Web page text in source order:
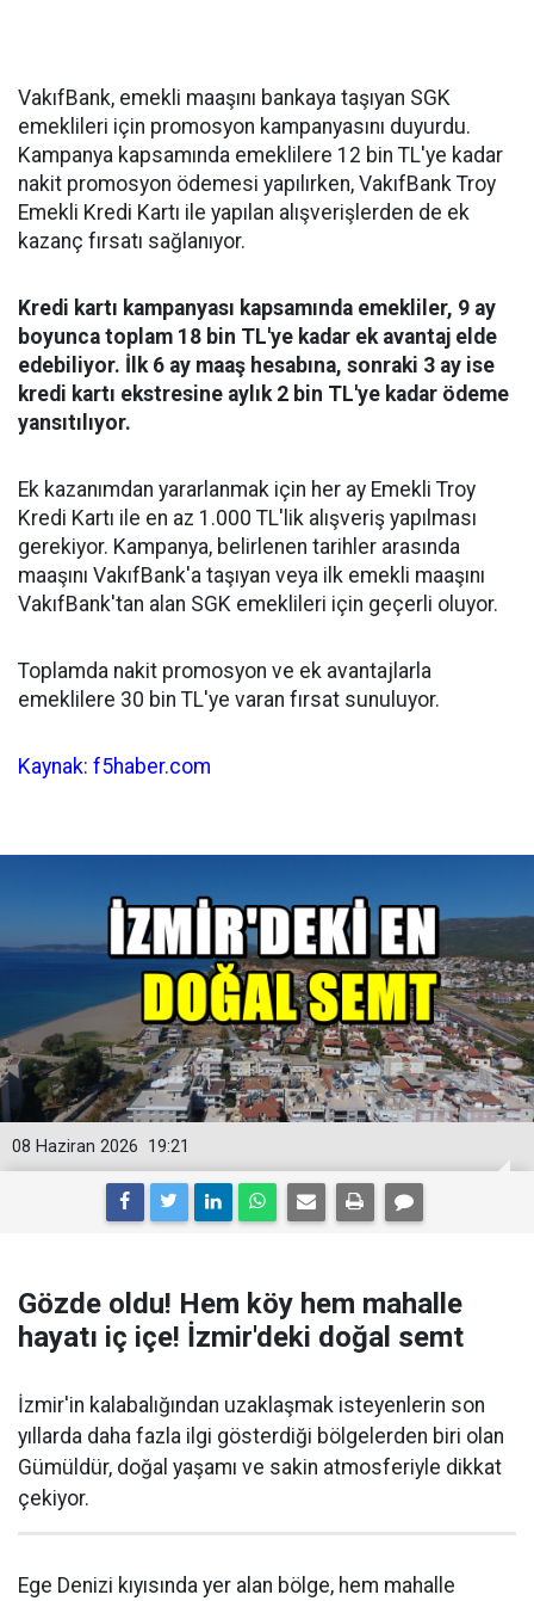
VakıfBank, emekli maaşını bankaya taşıyan SGK
emeklileri için promosyon kampanyasını duyurdu.
Kampanya kapsamında emeklilere 12 bin TL'ye kadar
nakit promosyon ödemesi yapılırken, VakıfBank Troy
Emekli Kredi Kartı ile yapılan alışverişlerden de ek
kazanç fırsatı sağlanıyor.
Kredi kartı kampanyası kapsamında emekliler, 9 ay
boyunca toplam 18 bin TL'ye kadar ek avantaj elde
edebiliyor. İlk 6 ay maaş hesabına, sonraki 3 ay ise
kredi kartı ekstresine aylık 2 bin TL'ye kadar ödeme
yansıtılıyor.
Ek kazanımdan yararlanmak için her ay Emekli Troy
Kredi Kartı ile en az 1.000 TL'lik alışveriş yapılması
gerekiyor. Kampanya, belirlenen tarihler arasında
maaşını VakıfBank'a taşıyan veya ilk emekli maaşını
VakıfBank'tan alan SGK emeklileri için geçerli oluyor.
Toplamda nakit promosyon ve ek avantajlarla
emeklilere 30 bin TL'ye varan fırsat sunuluyor.
Kaynak: f5haber.com
19:21
08 Haziran 2026
Gözde oldu! Hem köy hem mahalle
hayatı iç içe! İzmir'deki doğal semt
İzmir'in kalabalığından uzaklaşmak isteyenlerin son
yıllarda daha fazla ilgi gösterdiği bölgelerden biri olan
Gümüldür, doğal yaşamı ve sakin atmosferiyle dikkat
çekiyor.
Ege Denizi kıyısında yer alan bölge, hem mahalle